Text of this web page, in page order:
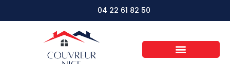
04 22 61 82 50